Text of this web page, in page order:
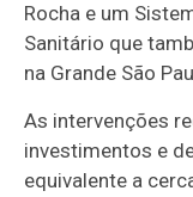
Rocha e um
Sanitário que
na Grande São
As intervenções
investimentos e
equivalente a